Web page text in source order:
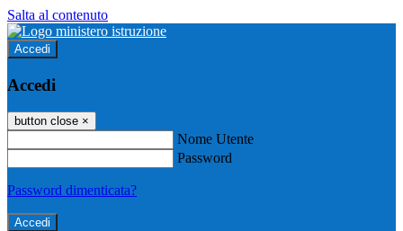
Salta al contenuto
Accedi
Accedi
button close ×
Nome Utente
Password
Password dimenticata?